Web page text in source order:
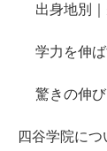
出身地別
学力を伸
驚きの伸
四谷学院につ